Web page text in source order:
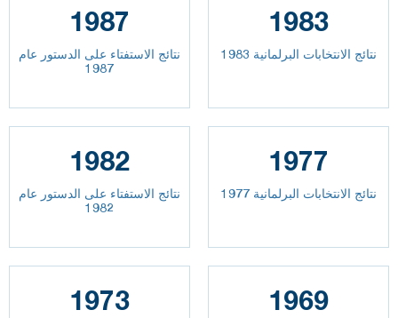
1987
نتائج الاستفتاء على الدستور عام
1987
1983
نتائج الانتخابات البرلمانية 1983
1982
نتائج الاستفتاء على الدستور عام
1982
1977
نتائج الانتخابات البرلمانية 1977
1973 1969